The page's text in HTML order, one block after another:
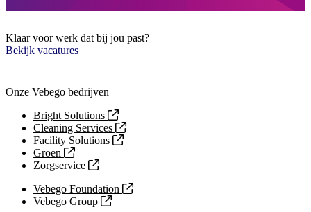
Klaar voor werk dat bij jou past?
Bekijk vacatures
Onze Vebego bedrijven
Bright Solutions
Cleaning Services
Facility Solutions
Groen
Zorgservice
Vebego Foundation
Vebego Group